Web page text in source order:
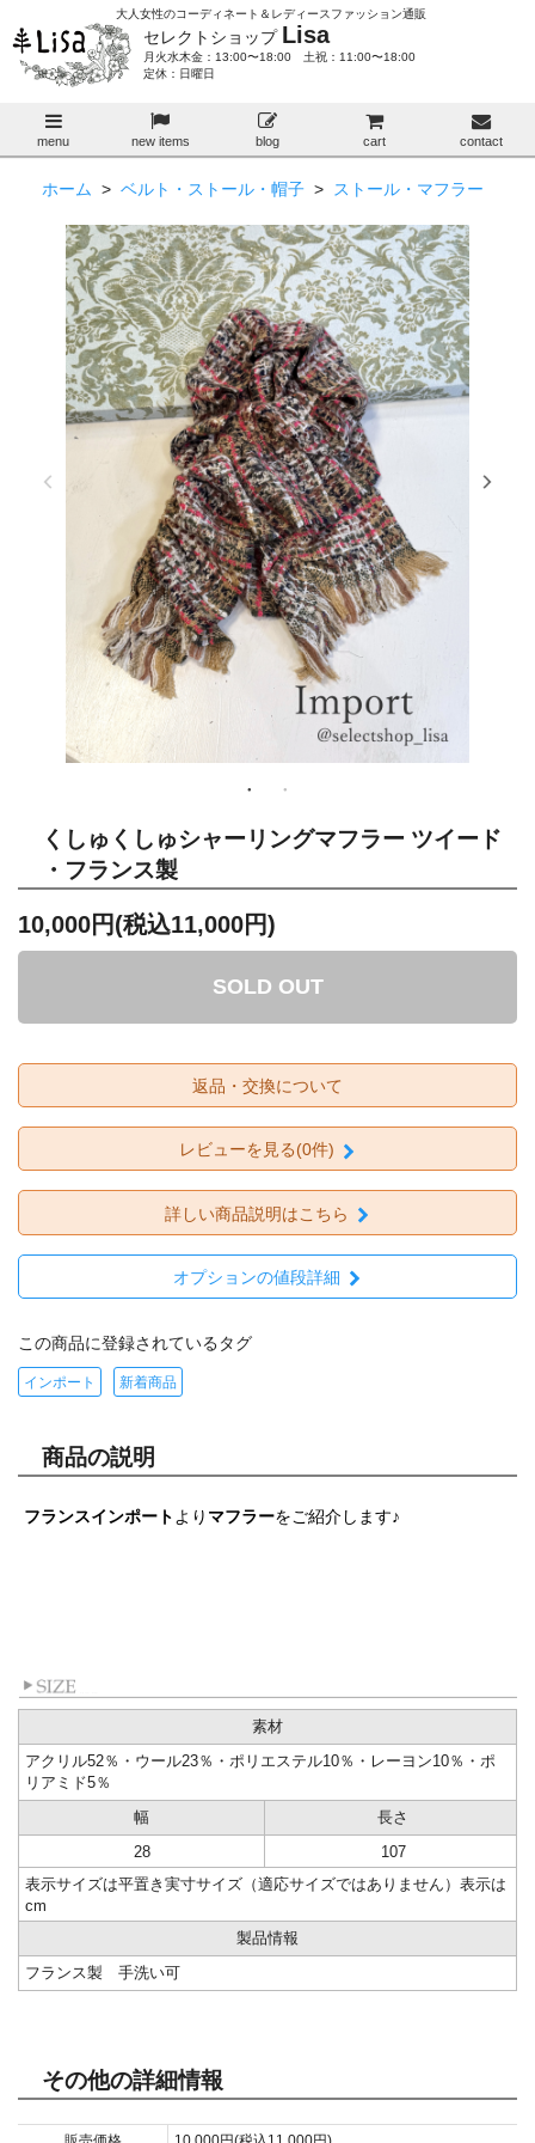
大人女性のコーディネート＆レディースファッション通販
セレクトショップ Lisa
月火水木金：13:00〜18:00 土祝：11:00〜18:00
定休：日曜日
menu new items blog cart contact
ホーム > ベルト・ストール・帽子 > ストール・マフラー
くしゅくしゅシャーリングマフラー ツイード
・フランス製
10,000円(税込11,000円)
SOLD OUT
返品・交換について
レビューを見る(0件)
詳しい商品説明はこちら
オプションの値段詳細
この商品に登録されているタグ
インポート 新着商品
商品の説明
フランスインポート より マフラーをご紹介します♪
素材
アクリル52％・ウール23％・ポリエステル10％・レーヨン10％・ポ
リアミド5％
幅
長さ
28
107
表示サイズは平置き実寸サイズ（適応サイズではありません）表示は
cm
製品情報
フランス製 手洗い可
その他の詳細情報